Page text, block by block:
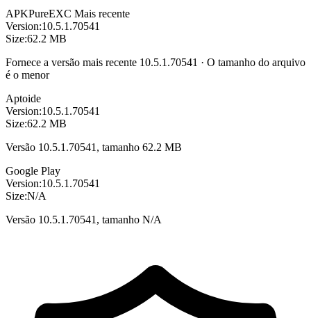
APKPureEXC Mais recente
Version:10.5.1.70541
Size:62.2 MB
Fornece a versão mais recente 10.5.1.70541 · O tamanho do arquivo
é o menor
Aptoide
Version:10.5.1.70541
Size:62.2 MB
Versão 10.5.1.70541, tamanho 62.2 MB
Google Play
Version:10.5.1.70541
Size:N/A
Versão 10.5.1.70541, tamanho N/A